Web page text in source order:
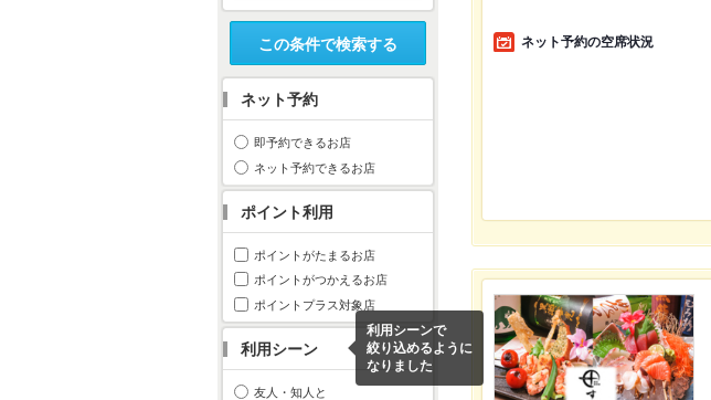
この条件で検索する
ネット予約
即予約できるお店
ネット予約できるお店
ポイント利用
ポイントがたまるお店
ポイントがつかえるお店
ポイントプラス対象店
利用シーン
利用シーンで
絞り込めるように
なりました
友人・知人と
ネット予約の空席状況